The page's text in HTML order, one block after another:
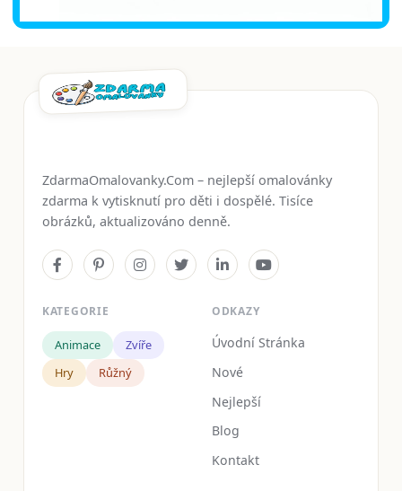
ZdarmaOmalovanky.Com – nejlepší omalovánky
zdarma k vytisknutí pro děti i dospělé. Tisíce
obrázků, aktualizováno denně.
KATEGORIE
Animace
Zvíře
Hry
Růžný
ODKAZY
Úvodní Stránka
Nové
Nejlepší
Blog
Kontakt